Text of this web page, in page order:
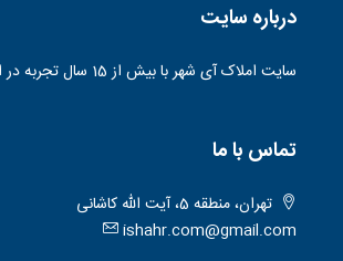
درباره سایت
سایت املاک آی شهر با بیش از 15 سال تجربه در املاک آنلاین
تماس با ما
تهران، منطقه 5، آیت الله کاشانی
ishahr.com@gmail.com